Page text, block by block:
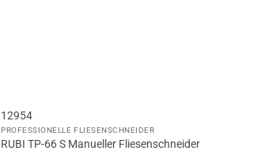
12954
PROFESSIONELLE FLIESENSCHNEIDER
RUBI TP-66 S Manueller Fliesenschneider